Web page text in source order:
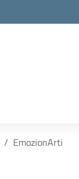
EmozionArti